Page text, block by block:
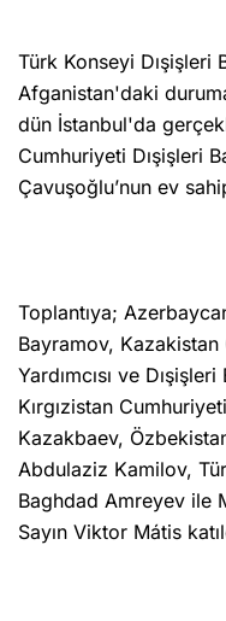
Türk Konseyi Dışişleri
Afganistan'daki
dün İstanbul'da
Cumhuriyeti Dışişleri
Çavuşoğlu’nun ev
Toplantıya;
Bayramov,
Yardımcısı ve
Kırgızistan
Kazakbaev,
Abdulaziz Kamilov,
Baghdad Amreyev ile
Sayın Viktor Mátis